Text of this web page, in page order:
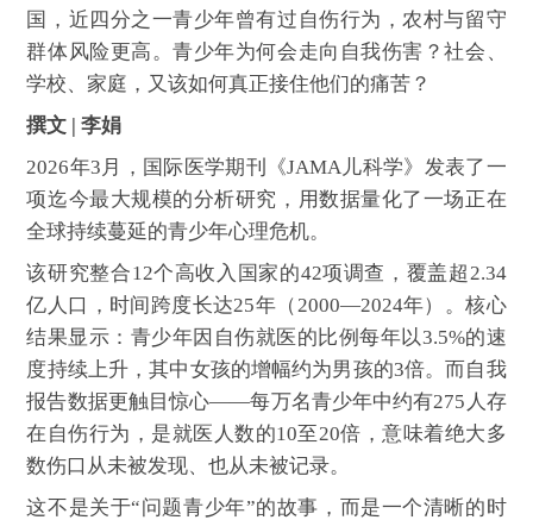
国，近四分之一青少年曾有过自伤行为，农村与留守
群体风险更高。青少年为何会走向自我伤害？社会、
学校、家庭，又该如何真正接住他们的痛苦？
撰文 | 李娟
2026年3月，国际医学期刊《JAMA儿科学》发表了一
项迄今最大规模的分析研究，用数据量化了一场正在
全球持续蔓延的青少年心理危机。
该研究整合12个高收入国家的42项调查，覆盖超2.34
亿人口，时间跨度长达25年（2000—2024年）。核心
结果显示：青少年因自伤就医的比例每年以3.5%的速
度持续上升，其中女孩的增幅约为男孩的3倍。而自我
报告数据更触目惊心——每万名青少年中约有275人存
在自伤行为，是就医人数的10至20倍，意味着绝大多
数伤口从未被发现、也从未被记录。
这不是关于“问题青少年”的故事，而是一个清晰的时